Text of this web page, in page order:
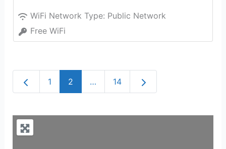
WiFi Network Type: Public Network
Free WiFi
Newer posts
1 2 … 14 Older posts